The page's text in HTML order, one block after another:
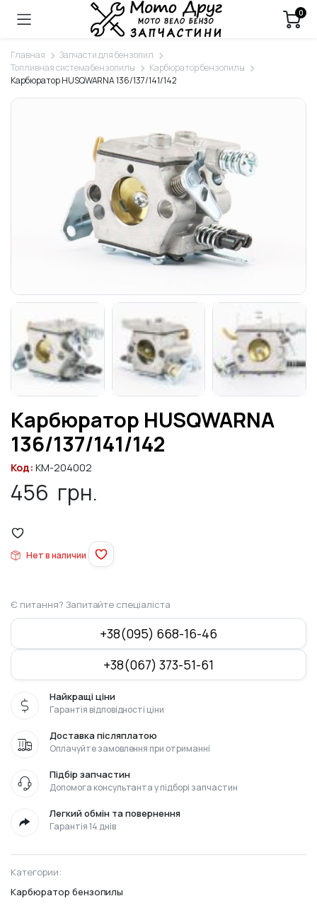
0
Главная
Запчасти для бензопил
Топливная система бензопилы
Карбюратор бензопилы
Карбюратор HUSQWARNA 136/137/141/142
Карбюратор HUSQWARNA
136/137/141/142
Код: KM-204002
456 грн.
Нет в наличии
Є питання? Запитайте спеціаліста
+38(095) 668-16-46
+38(067) 373-51-61
Найкращі ціни
Гарантія відповідності ціни
Доставка післяплатою
Оплачуйте замовлення при отриманні
Підбір запчастин
Допомога консультанта у підборі запчастин
Легкий обмін та повернення
Гарантія 14 днів
Категории:
Карбюратор бензопилы